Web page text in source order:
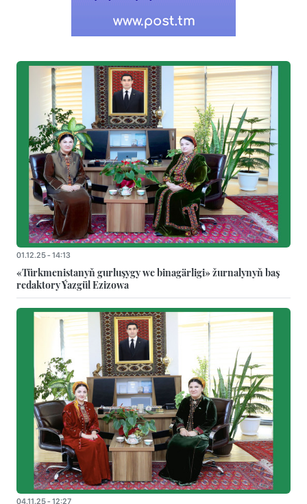
01.12.25 - 14:13
«Türkmenistanyň gurluşygy we binagärligi» žurnalynyň baş
redaktory Ýazgül Ezizowa
04.11.25 - 12:27